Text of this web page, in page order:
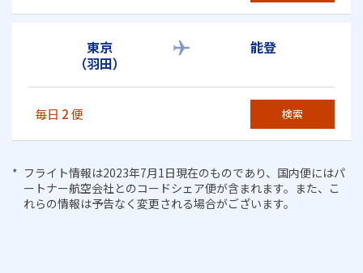
東京
（羽田）
能登
毎日 2便 検索
フライト情報は2023年7月1日現在のものであり、国内便にはパ
ートナー航空会社とのコードシェア便が含まれます。また、こ
れらの情報は予告なく変更される場合がございます。